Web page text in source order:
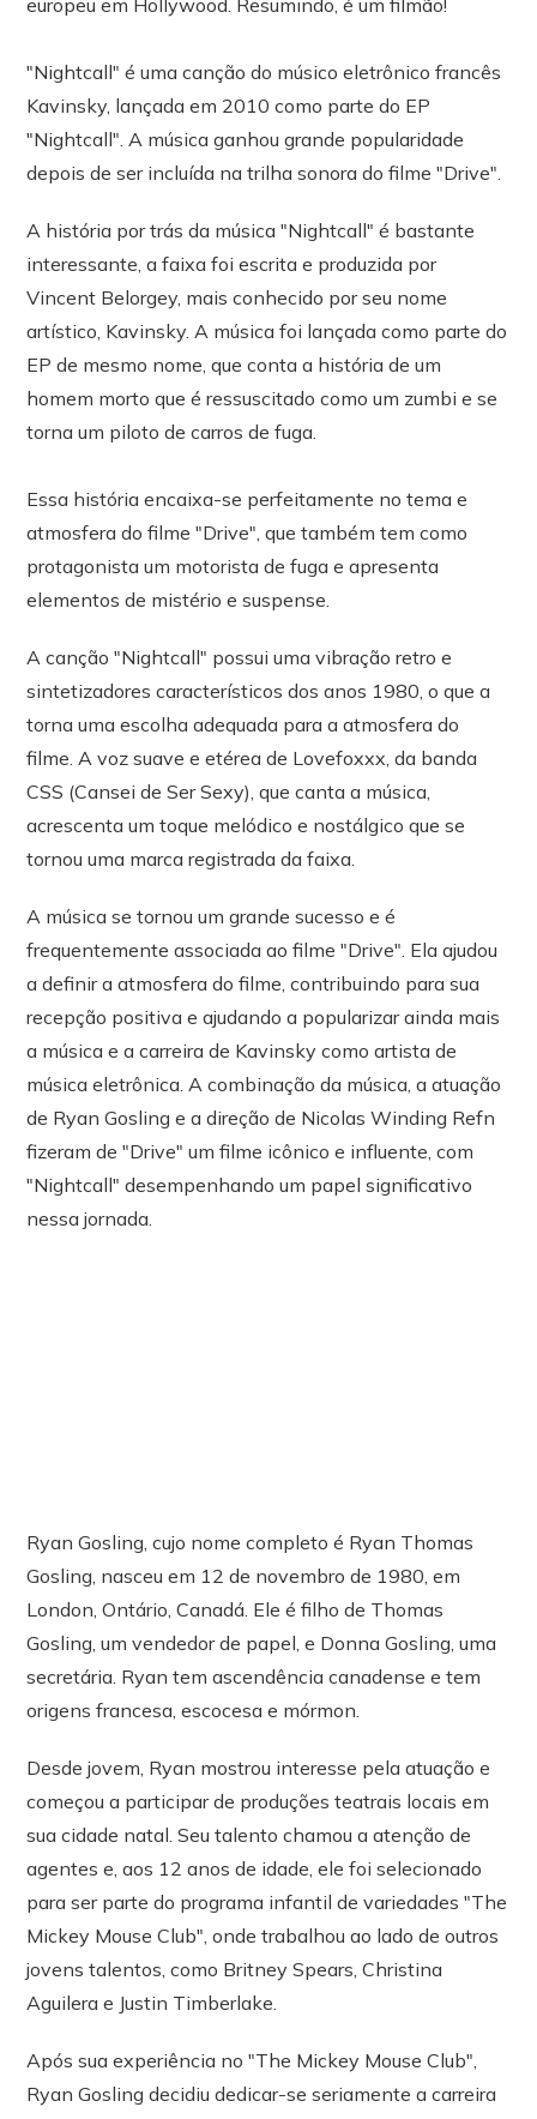
"Nightcall" é uma canção do músico eletrônico francês
Kavinsky, lançada em 2010 como parte do EP
"Nightcall". A música ganhou grande popularidade
depois de ser incluída na trilha sonora do filme "Drive".
A história por trás da música "Nightcall" é bastante
interessante, a faixa foi escrita e produzida por
Vincent Belorgey, mais conhecido por seu nome
artístico, Kavinsky. A música foi lançada como parte do
EP de mesmo nome, que conta a história de um
homem morto que é ressuscitado como um zumbi e se
torna um piloto de carros de fuga.
Essa história encaixa-se perfeitamente no tema e
atmosfera do filme "Drive", que também tem como
protagonista um motorista de fuga e apresenta
elementos de mistério e suspense.
A canção "Nightcall" possui uma vibração retro e
sintetizadores característicos dos anos 1980, o que a
torna uma escolha adequada para a atmosfera do
filme. A voz suave e etérea de Lovefoxxx, da banda
CSS (Cansei de Ser Sexy), que canta a música,
acrescenta um toque melódico e nostálgico que se
tornou uma marca registrada da faixa.
A música se tornou um grande sucesso e é
frequentemente associada ao filme "Drive". Ela ajudou
a definir a atmosfera do filme, contribuindo para sua
recepção positiva e ajudando a popularizar ainda mais
a música e a carreira de Kavinsky como artista de
música eletrônica. A combinação da música, a atuação
de Ryan Gosling e a direção de Nicolas Winding Refn
fizeram de "Drive" um filme icônico e influente, com
"Nightcall" desempenhando um papel significativo
nessa jornada.
Ryan Gosling, cujo nome completo é Ryan Thomas
Gosling, nasceu em 12 de novembro de 1980, em
London, Ontário, Canadá. Ele é filho de Thomas
Gosling, um vendedor de papel, e Donna Gosling, uma
secretária. Ryan tem ascendência canadense e tem
origens francesa, escocesa e mórmon.
Desde jovem, Ryan mostrou interesse pela atuação e
começou a participar de produções teatrais locais em
sua cidade natal. Seu talento chamou a atenção de
agentes e, aos 12 anos de idade, ele foi selecionado
para ser parte do programa infantil de variedades "The
Mickey Mouse Club", onde trabalhou ao lado de outros
jovens talentos, como Britney Spears, Christina
Aguilera e Justin Timberlake.
Após sua experiência no "The Mickey Mouse Club",
Ryan Gosling decidiu dedicar-se seriamente a carreira